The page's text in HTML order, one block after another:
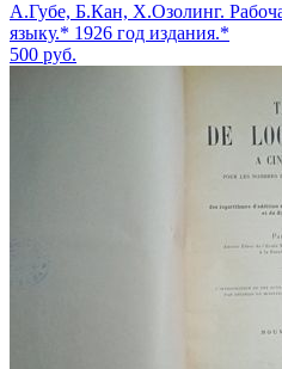
А.Губе, Б.Кан, Х.Озолинг.
языку.* 1926 год издания.*
500 руб.